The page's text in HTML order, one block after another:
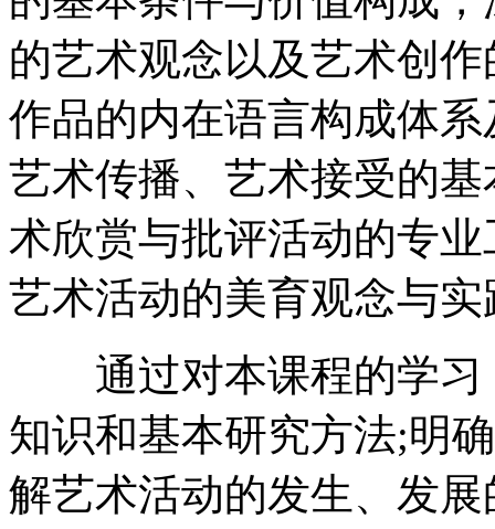
的艺术观念以及艺术创
作品的内在语言构成体
艺术传播、艺术接受的
术欣赏与批评活动的专
艺术活动的美育观念与
通过对本课程的学习
知识和基本研究方法;明
解艺术活动的发生、发